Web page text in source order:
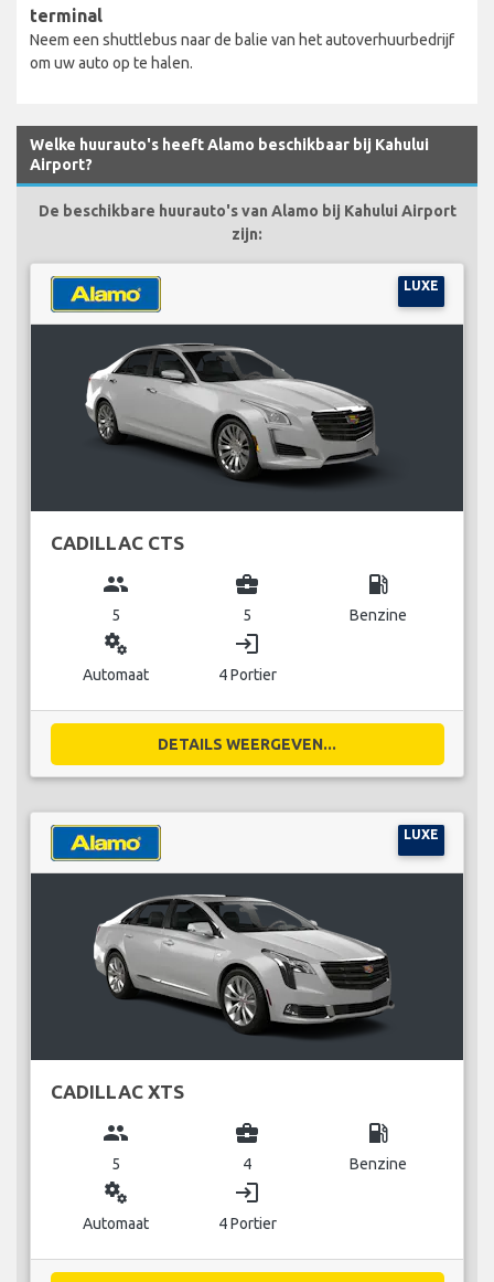
terminal
Neem een shuttlebus naar de balie van het autoverhuurbedrijf
om uw auto op te halen.
Welke huurauto's heeft Alamo beschikbaar bij Kahului
Airport?
De beschikbare huurauto's van Alamo bij Kahului Airport
zijn:
LUXE
CADILLAC CTS
group
5
business_center
5
local_gas_station
Benzine
miscellaneous_services
Automaat
login
4 Portier
DETAILS WEERGEVEN...
LUXE
CADILLAC XTS
group
5
business_center
4
local_gas_station
Benzine
miscellaneous_services
Automaat
login
4 Portier